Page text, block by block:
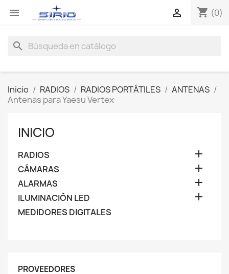
 shopping_cart (0)

search
Inicio RADIOS RADIOS PORTÁTILES
ANTENAS
Antenas para Yaesu Vertex
INICIO
RADIOS 
CÁMARAS 
ALARMAS 
ILUMINACIÓN LED 
MEDIDORES DIGITALES
PROVEEDORES